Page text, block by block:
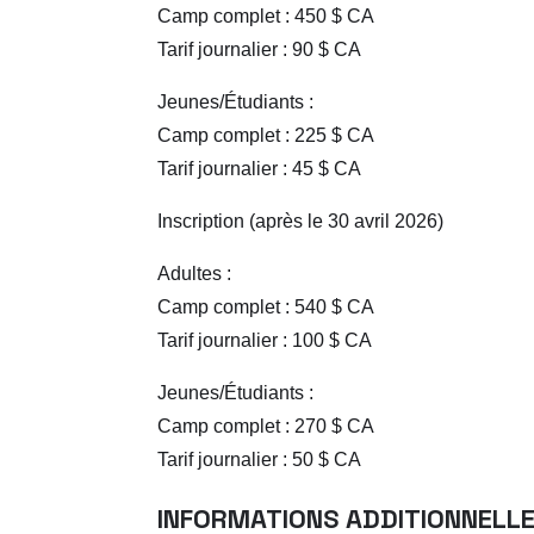
Camp complet : 450 $ CA
Tarif journalier : 90 $ CA
Jeunes/Étudiants :
Camp complet : 225 $ CA
Tarif journalier : 45 $ CA
Inscription (après le 30 avril 2026)
Adultes :
Camp complet : 540 $ CA
Tarif journalier : 100 $ CA
Jeunes/Étudiants :
Camp complet : 270 $ CA
Tarif journalier : 50 $ CA
INFORMATIONS